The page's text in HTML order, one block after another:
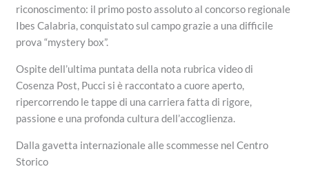
riconoscimento: il primo posto assoluto al concorso regionale
Ibes Calabria, conquistato sul campo grazie a una difficile
prova “mystery box”.
Ospite dell’ultima puntata della nota rubrica video di
Cosenza Post, Pucci si è raccontato a cuore aperto,
ripercorrendo le tappe di una carriera fatta di rigore,
passione e una profonda cultura dell’accoglienza.
Dalla gavetta internazionale alle scommesse nel Centro
Storico